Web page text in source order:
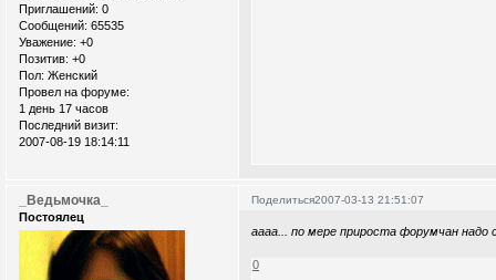
Приглашений: 0
Сообщений: 65535
Уважение: +0
Позитив: +0
Пол: Женский
Провел на форуме:
1 день 17 часов
Последний визит:
2007-08-19 18:14:11
Поделиться2007-03-13 21:51:07
_Ведьмочка_
Постоялец
аааа... по мере прироста форумчан надо
0